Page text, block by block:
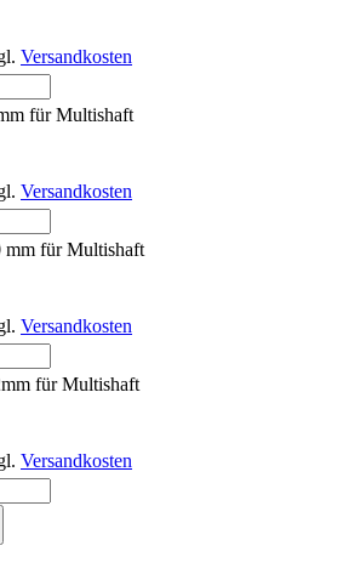
Versandkosten
für Multishaft
Versandkosten
mm für Multishaft
Versandkosten
für Multishaft
Versandkosten